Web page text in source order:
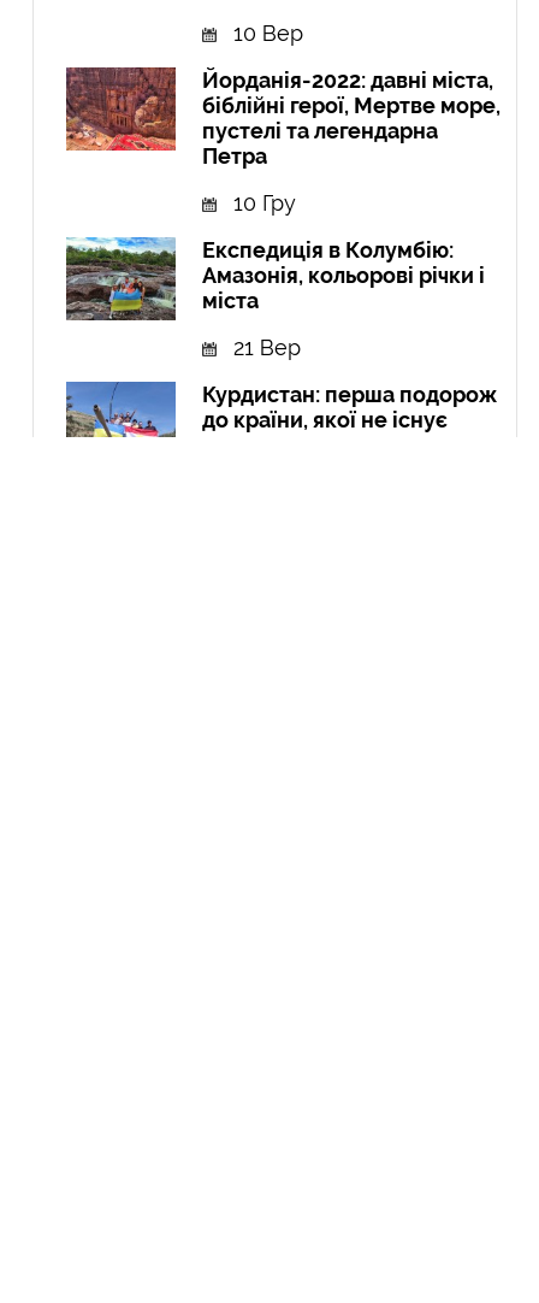
10 Вер
Йорданія-2022: давні міста,
біблійні герої, Мертве море,
пустелі та легендарна
Петра
10 Гру
Експедиція в Колумбію:
Амазонія, кольорові річки і
міста
21 Вер
Курдистан: перша подорож
до країни, якої не існує